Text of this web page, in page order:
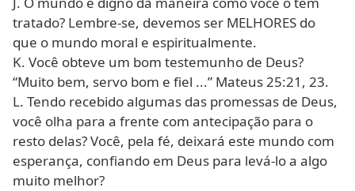
tratado? Lembre-se, devemos ser MELHORES do
que o mundo moral e espiritualmente.
K. Você obteve um bom testemunho de Deus?
“Muito bem, servo bom e fiel ...” Mateus 25:21, 23.
L. Tendo recebido algumas das promessas de Deus,
você olha para a frente com antecipação para o
resto delas? Você, pela fé, deixará este mundo com
esperança, confiando em Deus para levá-lo a algo
muito melhor?